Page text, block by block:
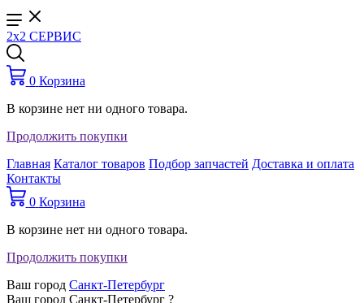
2x2 СЕРВИС
0 Корзина
В корзине нет ни одного товара.
Продолжить покупки
Главная Каталог товаров Подбор запчастей Доставка и оплата
Контакты
0 Корзина
В корзине нет ни одного товара.
Продолжить покупки
Ваш город Санкт-Петербург
Ваш город Санкт-Петербург ?